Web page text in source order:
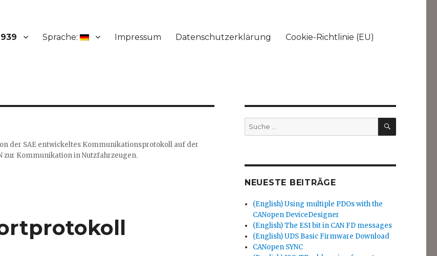
Sprache: Impressum Datenschutzerklärung Cookie-Richtlinie (EU)
der SAE entwickeltes Kommunikationsprotokoll auf der
zur Kommunikation in Nutzfahrzeugen.
Suche
nach:
SUCHEN
NEUESTE BEITRÄGE
(English) Using multiple PDOs with the
CANopen DeviceDesigner
(English) The ESI bit in CAN FD messages
(English) UDS Basic Firmware Download
CANopen SYNC